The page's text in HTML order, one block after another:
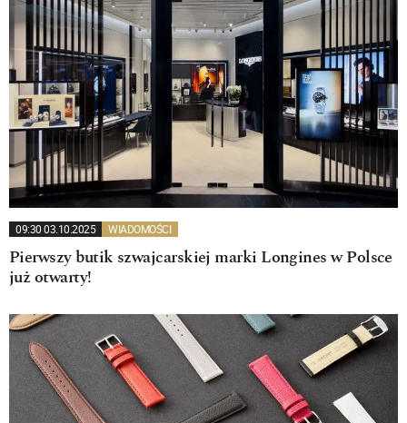
09:30 03.10.2025 WIADOMOŚCI
Pierwszy butik szwajcarskiej marki Longines w Polsce
już otwarty!